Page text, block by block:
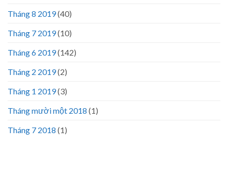
Tháng 8 2019(40)
Tháng 7 2019(10)
Tháng 6 2019(142)
Tháng 2 2019(2)
Tháng 1 2019(3)
Tháng mười một 2018 (1)
Tháng 7 2018 (1)